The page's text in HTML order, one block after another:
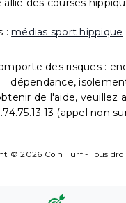
allié des courses
: médias sport hippique
des risques :
dépendance,
de l'aide, veuillez
(appel non
© 2026 Coin Turf - Tous